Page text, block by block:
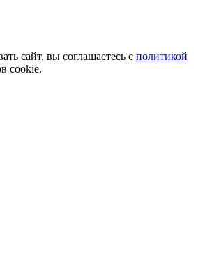
сайт, вы соглашаетесь с политикой
cookie.